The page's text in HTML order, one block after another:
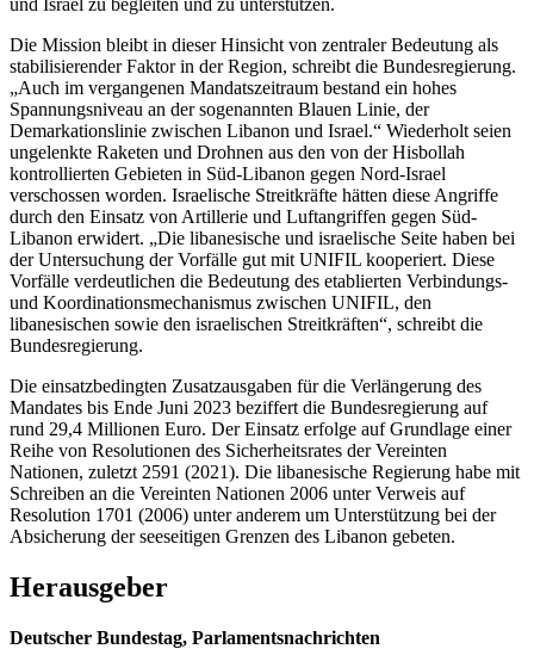
Die Mission bleibt in dieser Hinsicht von zentraler Bedeutung als
stabilisierender Faktor in der Region, schreibt die Bundesregierung.
„Auch im vergangenen Mandatszeitraum bestand ein hohes
Spannungsniveau an der sogenannten Blauen Linie, der
Demarkationslinie zwischen Libanon und Israel.“ Wiederholt seien
ungelenkte Raketen und Drohnen aus den von der Hisbollah
kontrollierten Gebieten in Süd-Libanon gegen Nord-Israel
verschossen worden. Israelische Streitkräfte hätten diese Angriffe
durch den Einsatz von Artillerie und Luftangriffen gegen Süd-
Libanon erwidert. „Die libanesische und israelische Seite haben bei
der Untersuchung der Vorfälle gut mit UNIFIL kooperiert. Diese
Vorfälle verdeutlichen die Bedeutung des etablierten Verbindungs-
und Koordinationsmechanismus zwischen UNIFIL, den
libanesischen sowie den israelischen Streitkräften“, schreibt die
Bundesregierung.
Die einsatzbedingten Zusatzausgaben für die Verlängerung des
Mandates bis Ende Juni 2023 beziffert die Bundesregierung auf
rund 29,4 Millionen Euro. Der Einsatz erfolge auf Grundlage einer
Reihe von Resolutionen des Sicherheitsrates der Vereinten
Nationen, zuletzt 2591 (2021). Die libanesische Regierung habe mit
Schreiben an die Vereinten Nationen 2006 unter Verweis auf
Resolution 1701 (2006) unter anderem um Unterstützung bei der
Absicherung der seeseitigen Grenzen des Libanon gebeten.
Herausgeber
Deutscher Bundestag, Parlamentsnachrichten